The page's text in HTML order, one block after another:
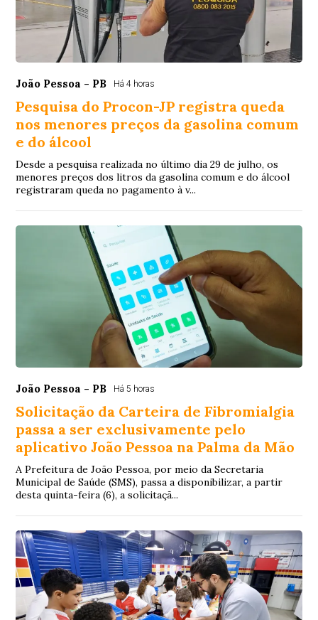
João Pessoa - PB Há 4 horas
Pesquisa do Procon-JP registra queda
nos menores preços da gasolina comum
e do álcool
Desde a pesquisa realizada no último dia 29 de julho, os
menores preços dos litros da gasolina comum e do álcool
registraram queda no pagamento à v...
João Pessoa - PB Há 5 horas
Solicitação da Carteira de Fibromialgia
passa a ser exclusivamente pelo
aplicativo João Pessoa na Palma da Mão
A Prefeitura de João Pessoa, por meio da Secretaria
Municipal de Saúde (SMS), passa a disponibilizar, a partir
desta quinta-feira (6), a solicitaçã...